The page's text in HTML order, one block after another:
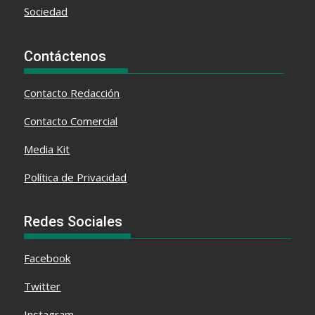
Sociedad
Contáctenos
Contacto Redacción
Contacto Comercial
Media Kit
Política de Privacidad
Redes Sociales
Facebook
Twitter